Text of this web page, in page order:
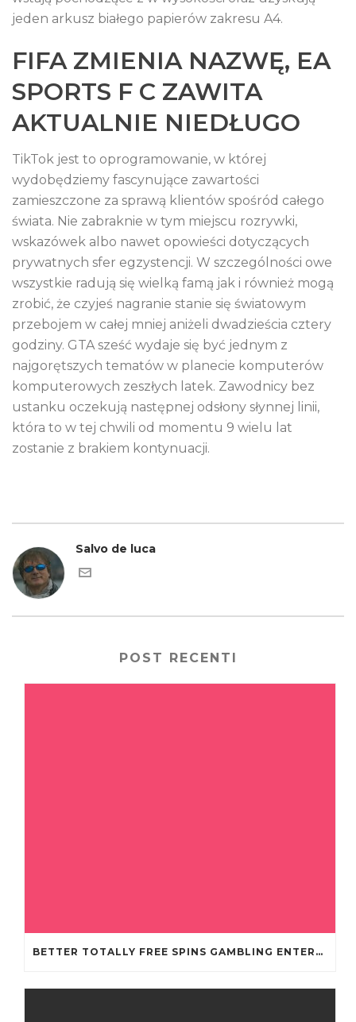
jeden arkusz białego papierów zakresu A4.
FIFA ZMIENIA NAZWĘ, EA
SPORTS F C ZAWITA
AKTUALNIE NIEDŁUGO
TikTok jest to oprogramowanie, w której
wydobędziemy fascynujące zawartości
zamieszczone za sprawą klientów spośród całego
świata. Nie zabraknie w tym miejscu rozrywki,
wskazówek albo nawet opowieści dotyczących
prywatnych sfer egzystencji. W szczególności owe
wszystkie radują się wielką famą jak i również mogą
zrobić, że czyjeś nagranie stanie się światowym
przebojem w całej mniej aniżeli dwadzieścia cztery
godziny. GTA sześć wydaje się być jednym z
najgorętszych tematów w planecie komputerów
komputerowych zeszłych latek. Zawodnicy bez
ustanku oczekują następnej odsłony słynnej linii,
która to w tej chwili od momentu 9 wielu lat
zostanie z brakiem kontynuacji.
Salvo de luca
POST RECENTI
BETTER TOTALLY FREE SPINS GAMBLING ENTERPRISES 2024